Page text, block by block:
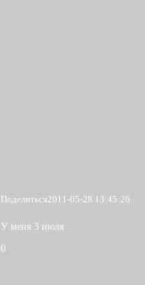
Поделиться2011-05-28 13:45:26
У меня 3 июля
0